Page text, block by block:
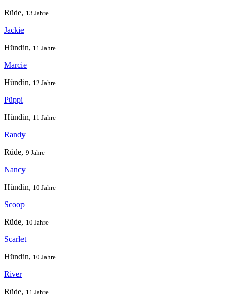
Rüde, 13 Jahre
Jackie
Hündin, 11 Jahre
Marcie
Hündin, 12 Jahre
Püppi
Hündin, 11 Jahre
Randy
Rüde, 9 Jahre
Nancy
Hündin, 10 Jahre
Scoop
Rüde, 10 Jahre
Scarlet
Hündin, 10 Jahre
River
Rüde, 11 Jahre